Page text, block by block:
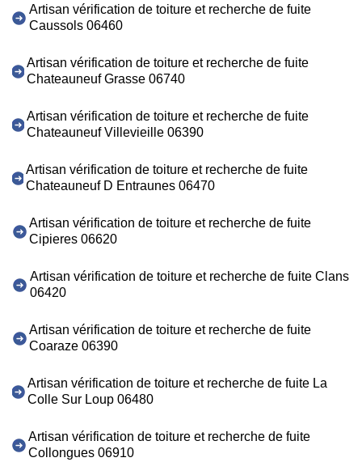
Artisan vérification de toiture et recherche de fuite
Caussols 06460
Artisan vérification de toiture et recherche de fuite
Chateauneuf Grasse 06740
Artisan vérification de toiture et recherche de fuite
Chateauneuf Villevieille 06390
Artisan vérification de toiture et recherche de fuite
Chateauneuf D Entraunes 06470
Artisan vérification de toiture et recherche de fuite
Cipieres 06620
Artisan vérification de toiture et recherche de fuite Clans
06420
Artisan vérification de toiture et recherche de fuite
Coaraze 06390
Artisan vérification de toiture et recherche de fuite La
Colle Sur Loup 06480
Artisan vérification de toiture et recherche de fuite
Collongues 06910